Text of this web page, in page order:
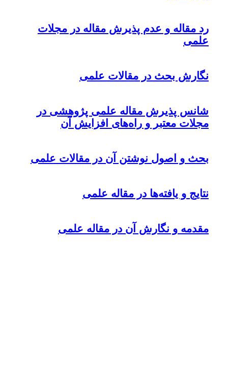
رد مقاله و عدم پذیرش مقاله در مجلات
علمی
نگارش بحث در مقالات علمی
شانس پذیرش مقاله علمی پژوهشی در
مجلات معتبر و راه‌های افزایش آن
بحث و اصول نوشتن آن در مقالات علمی
نتایج و یافته‌ها در مقاله علمی
مقدمه و نگارش آن در مقاله علمی